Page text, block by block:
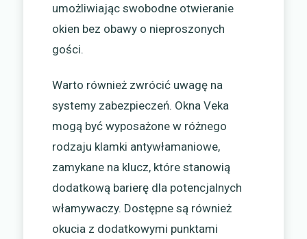
umożliwiając swobodne otwieranie
okien bez obawy o nieproszonych
gości.
Warto również zwrócić uwagę na
systemy zabezpieczeń. Okna Veka
mogą być wyposażone w różnego
rodzaju klamki antywłamaniowe,
zamykane na klucz, które stanowią
dodatkową barierę dla potencjalnych
włamywaczy. Dostępne są również
okucia z dodatkowymi punktami